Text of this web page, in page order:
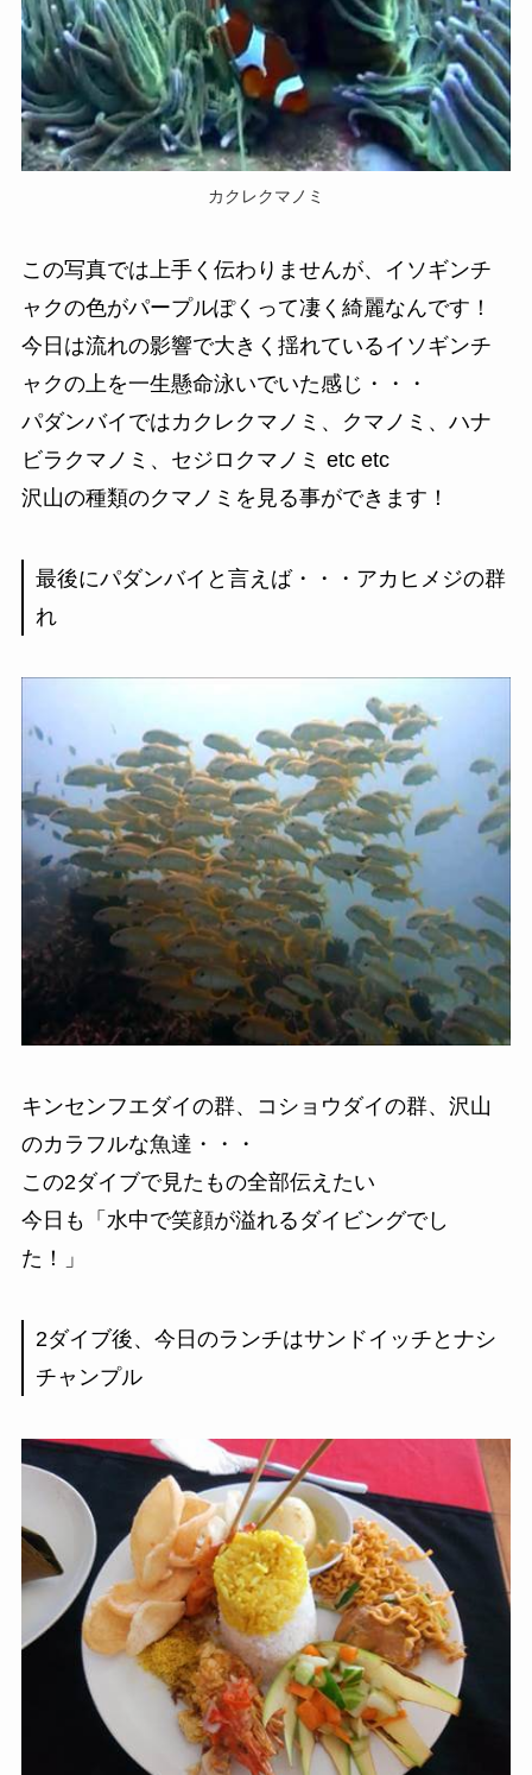
カクレクマノミ
この写真では上手く伝わりませんが、イソギンチ
ャクの色がパープルぽくって凄く綺麗なんです！
今日は流れの影響で大きく揺れているイソギンチ
ャクの上を一生懸命泳いでいた感じ・・・
パダンバイではカクレクマノミ、クマノミ、ハナ
ビラクマノミ、セジロクマノミ etc etc
沢山の種類のクマノミを見る事ができます！
最後にパダンバイと言えば・・・アカヒメジの群
れ
キンセンフエダイの群、コショウダイの群、沢山
のカラフルな魚達・・・
この2ダイブで見たもの全部伝えたい
今日も「水中で笑顔が溢れるダイビングでし
た！」
2ダイブ後、今日のランチはサンドイッチとナシ
チャンプル